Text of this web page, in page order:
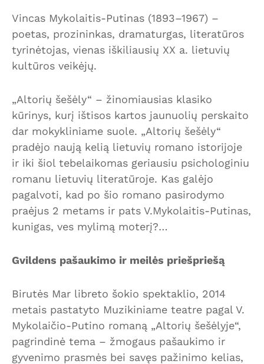
Vincas Mykolaitis-Putinas (1893–1967) –
poetas, prozininkas, dramaturgas, literatūros
tyrinėtojas, vienas iškiliausių XX a. lietuvių
kultūros veikėjų.
„Altorių šešėly“ – žinomiausias klasiko
kūrinys, kurį ištisos kartos jaunuolių perskaito
dar mokykliniame suole. „Altorių šešėly“
pradėjo naują kelią lietuvių romano istorijoje
ir iki šiol tebelaikomas geriausiu psichologiniu
romanu lietuvių literatūroje. Kas galėjo
pagalvoti, kad po šio romano pasirodymo
praėjus 2 metams ir pats V.Mykolaitis-Putinas,
kunigas, ves mylimą moterį?…
Gvildens pašaukimo ir meilės priešpriešą
Birutės Mar libreto šokio spektaklio, 2014
metais pastatyto Muzikiniame teatre pagal V.
Mykolaičio-Putino romaną „Altorių šešėlyje“,
pagrindinė tema – žmogaus pašaukimo ir
gyvenimo prasmės bei savęs pažinimo kelias,